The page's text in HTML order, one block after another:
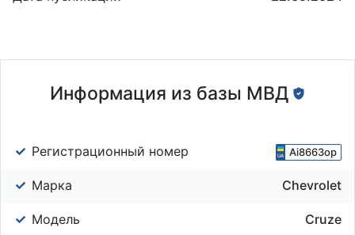
Информация из базы МВД
Регистрационный номер Аі8663ор
Марка Chevrolet
Модель Cruze